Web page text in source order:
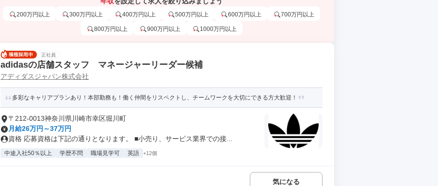
200万円以上 300万円以上 400万円以上 500万円以上 600万円以上 700万円以上
800万円以上 900万円以上 1000万円以上
正社員
adidasの店舗スタッフ マネージャーリーダー候補
アディダスジャパン株式会社
多彩なキャリアプランあり！本部勤務も！働く仲間をリスペクトし、チームワークを大切にできる方大歓迎！
〒212-0013神奈川県川崎市幸区堀川町
月給26万円～37万円
資格 応募資格は下記の通りとなります。 ■小売り、サービス業界での接...
中途入社50％以上 学歴不問 職場見学可 英語 +12個
気になる